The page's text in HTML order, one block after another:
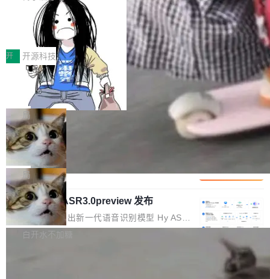
正是围绕这些实际问题，从Token治理和成本治
理两个方面，让用户的每一份算力都看得清、管
得住、用得稳、省得下、更安全！ 一、从现在开
始，Token使用一目...
年的编程搭档，MapReduce 和 Bigtable 的共同
作者）、Quoc Le（Google 大脑核心成员，Se
q2Seq 和 DocAI 的共同发明人）以及 Oriol Vin
yals（Gemini 联合负责人，AlphaSta...
齐。 SolonCode 是什么 SolonCode 是杭州无
耳科技研发的企业级终端编码智能体——一位全
中文驱动的数字员工，自主理解需求、规划步
骤、编写代码。不挑模型、不挑平台，curl 一行
装完即用。 开源地址：Gitee · GitCode · GitHu
b 安装 支持 Java 8+（8~26）、macOS / Linu
x / Windows / Harmony PC。 # macOS / Linu
x / Harmony PC curl -fsSL https://solon.noea
r.org/solon...
让“代码语义理解”深度释放AI Coding
价值潜能：华为云码道（CodeArts）
代码仓技术解析
一、代码仓深度理解技术的作用与价值 在软件工
程实践中，代码仓是企业核心知识资产的主要载
体。企业级代码仓库通常包含数十万乃至数百万
个文件，其规模远超单次模型调用可承载的上下
文窗口。随着项目规模的持续扩张与代码历史的
不断累积，代码仓中的模块关系、接口契约、业
务逻辑等关键信息往往分散于数十乃至数百个文
件之中，形成高度复杂的知识关联网络。传统的
代码检索手段（如关键词匹配、目录遍历）仅能
在语法层面完成文本定位，难以触及代码的语义
内涵与结构关联，导致开发者使用代码智能体在
理解大规模代码仓时面临显著"代码仓理解"瓶
颈。 代码仓深度理解服务（以下简称" CodeBas
e深度理解服务"）是华为云码道（CodeA...
开 开源科技
一条“删库”命令跑 17 小时，算法工程
师删光 89TB 数据只为干私活
最高人民检察院8月4日公布了一起案件：北京一
名90后算法工程师王某，为了给自己接的私活腾
服务器空间，删光了公司AI游戏部门的全部核心
数据。 王某2024年1月入职东城区某科技公司AI
短剧部门，有互联网大厂背景。在公司内部架构
调整期间，部门三次通知全员将数据从A集群迁
移到B集群，王某都回复了"收到"。 他没有迁移
数据。2024年9月3日下午4点，他使用此前登录
的账号密码进入A集群，输入了一条被程序员圈
称为"删库跑路"的命令——最高管理员权限、无
局
Cloudflare 分享推理优化实践：KV ca
che 量化 + 权重压缩，吞吐量提升 4
1%，成本降 30%
Kimi 和 GLM 是当前最强的大模型系列之一，但
它们有一个共同的问题：太吃显存了。月之暗面
的 Kimi K 系列和智谱的 GLM 都是长上下文、M
oE 架构的大模型，好用到让人上瘾，但 GPU 显
存永远不够用。 Cloudflare 的 Workers AI 团队
一直在跑这些模型的推理。他们在官方博客上发
局
腾讯混元 Hy ASR3.0preview 发布
腾讯混元正式推出新一代语音识别模型 Hy ASR
3.0preview。基于最新一代大语言模型 Hy3 的
白开水不加糖